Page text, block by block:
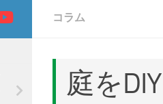
コラム
庭を